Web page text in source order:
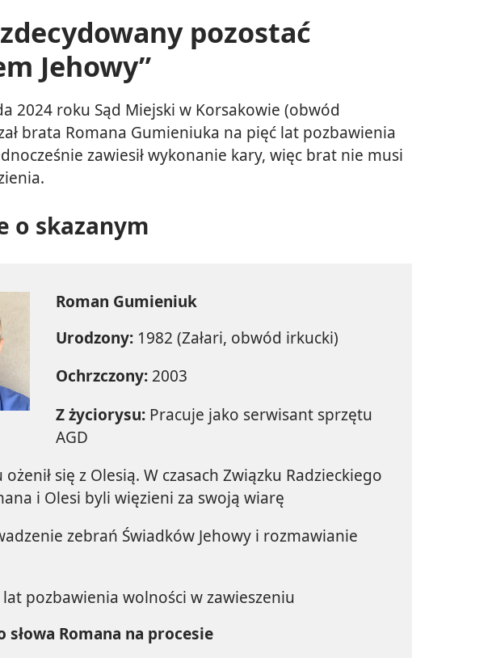
pozostać
Jehowy”
2024 roku Sąd Miejski w Korsakowie (obwód
brata Romana Gumieniuka na pięć lat pozbawienia
zawiesił wykonanie kary, więc brat nie musi
o skazanym
Roman Gumieniuk
Urodzony: 1982 (Załari, obwód irkucki)
Ochrzczony: 2003
Z życiorysu: Pracuje jako serwisant sprzętu
AGD
się z Olesią. W czasach Związku Radzieckiego
i Olesi byli więzieni za swoją wiarę
zebrań Świadków Jehowy i rozmawianie
lat pozbawienia wolności w zawieszeniu
słowa Romana na procesie